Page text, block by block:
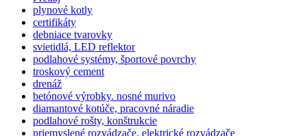
plynové kotly
certifikáty
debniace tvarovky
svietidlá, LED reflektor
podlahové systémy, športové povrchy
troskový cement
drenáž
betónové výrobky. nosné murivo
diamantové kotúče, pracovné náradie
podlahové rošty, konštrukcie
priemyslené rozvádzače, elektrické rozvádzače